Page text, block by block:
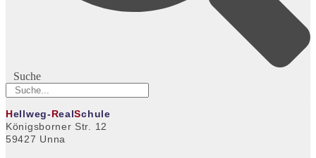
Suche
Hellweg-RealSchule
Königsborner Str. 12
59427 Unna